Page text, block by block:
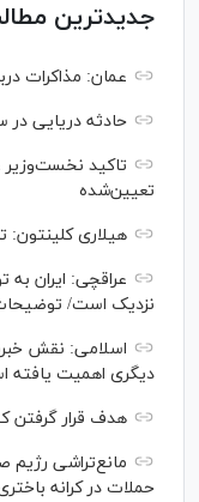
جدیدترین
عمان: مذاکرات
حادثه دریایی در
تاکید نخست‌وزیر
تعیین‌شده
هیلاری
عراقچی: ایران به
نزدیک است/ توضیحات
اسلامی: نقش
دیگری اهمیت یافته
هدف قرار گرفتن
مانع‌تراشی
حملات در کرانه